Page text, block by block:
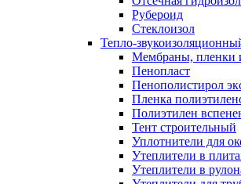
Рубероид
Стеклоизол
Тепло-
Мембраны, пленки
Пенопласт
Пенополистирол
Пленка
Полиэтилен
Тент строительный
Уплотнители для
Утеплители в
Утеплители в